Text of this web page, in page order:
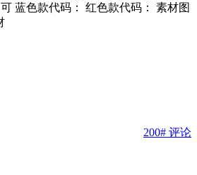
蓝色款代码： 红色款代码： 素材图
200# 评论